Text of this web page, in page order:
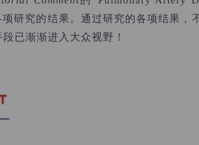
研究的结果。通过研究的各项结果
已渐渐进入大众视野！